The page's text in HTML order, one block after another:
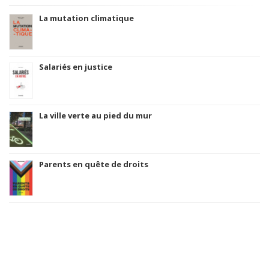
La mutation climatique
Salariés en justice
La ville verte au pied du mur
Parents en quête de droits